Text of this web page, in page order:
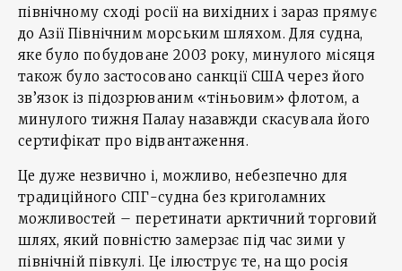
північному сході росії на вихідних і зараз прямує
до Азії Північним морським шляхом. Для судна,
яке було побудоване 2003 року, минулого місяця
також було застосовано санкції США через його
зв’язок із підозрюваним «тіньовим» флотом, а
минулого тижня Палау назавжди скасувала його
сертифікат про відвантаження.
Це дуже незвично і, можливо, небезпечно для
традиційного СПГ-судна без криголамних
можливостей – перетинати арктичний торговий
шлях, який повністю замерзає під час зими у
північній півкулі. Це ілюструє те, на що росія